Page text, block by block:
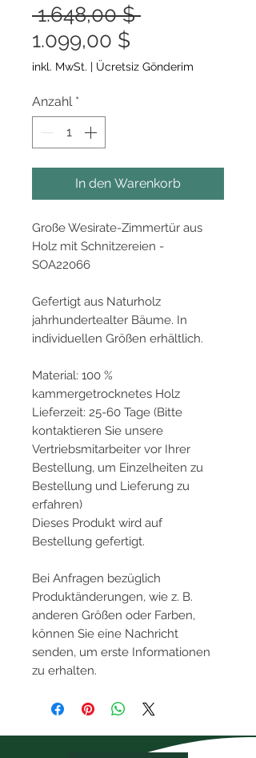
1.648,00 $
1.099,00 $
Preis
inkl. MwSt. | Ücretsiz Gönderim
Anzahl *
In den Warenkorb
Große Wesirate-Zimmertür aus
Holz mit Schnitzereien -
SOA22066
Gefertigt aus Naturholz
jahrhundertealter Bäume. In
individuellen Größen erhältlich.
Material: 100 %
kammergetrocknetes Holz
Lieferzeit: 25-60 Tage (Bitte
kontaktieren Sie unsere
Vertriebsmitarbeiter vor Ihrer
Bestellung, um Einzelheiten zu
Bestellung und Lieferung zu
erfahren)
Dieses Produkt wird auf
Bestellung gefertigt.
Bei Anfragen bezüglich
Produktänderungen, wie z. B.
anderen Größen oder Farben,
können Sie eine Nachricht
senden, um erste Informationen
zu erhalten.